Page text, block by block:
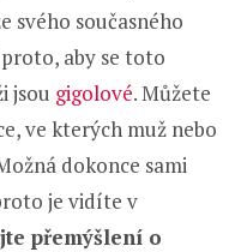
svého současného
aby se toto
jsou gigolové. Můžete
ve kterých muž nebo
dokonce sami
je vidíte v
přemýšlení o